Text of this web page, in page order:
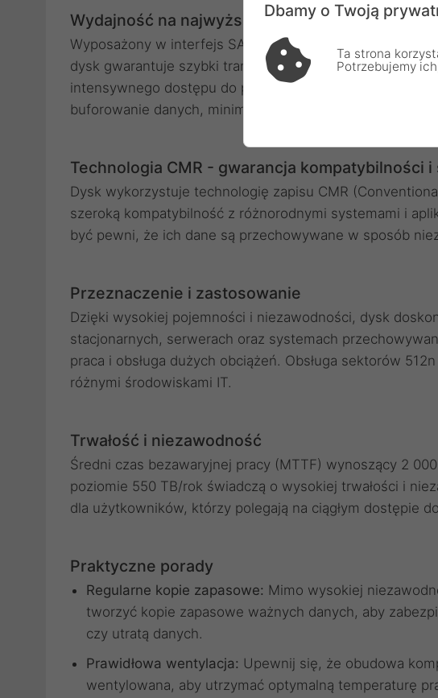
Wydajność na najwyższym poziomie
Wyposażony w interfejs SATA III o przepustowości 6 Gb/
dysk gwarantuje szybki transfer danych, co jest
intensywnego dostępu do plików. Dodatkowo, 512 MB
buforowanie danych, minimalizując opóźnienia i
Technologia CMR - gwarancja kompatybilności
Dysk wykorzystuje technologię zapisu CMR
szeroką kompatybilność z różnorodnymi systemami i
być pewni, że ich dane są przechowywane w sposób
Przeznaczenie i zastosowanie
Dzięki wysokiej pojemności i niezawodności, dysk
stacjonarnych, serwerach oraz systemach
praca i obsługa dużych obciążeń. Obsługa sektorów
różnymi środowiskami IT.
Trwałość i niezawodność
Średni czas bezawaryjnej pracy (MTTF) wynoszący 2
poziomie 550 TB/rok świadczą o wysokiej trwałości i
dla użytkowników, którzy polegają na ciągłym dostępie
Praktyczne porady
Regularne kopie zapasowe: Mimo wysokiej
tworzyć kopie zapasowe ważnych danych, aby
czy utratą danych.
Prawidłowa wentylacja: Upewnij się, że obudowa
wentylowana, aby utrzymać optymalną temperaturę
Dbamy o Twoją
Ta strona
Potrzebujemy